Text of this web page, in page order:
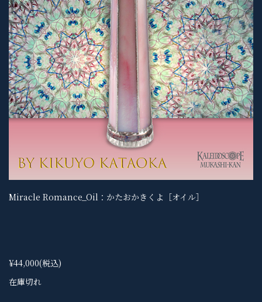
Miracle Romance_Oil：かたおかきくよ［オイル］
¥44,000(税込)
在庫切れ